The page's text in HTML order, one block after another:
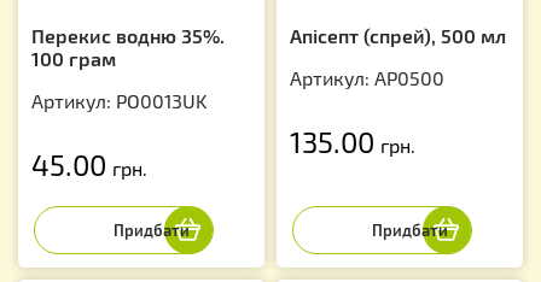
Перекис водню 35%.
100 грам
Артикул: PO0013UK
45.00 грн.
Апісепт (спрей), 500 мл
Артикул: AP0500
135.00 грн.